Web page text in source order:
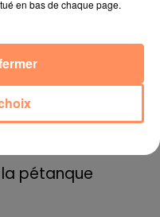
pour mettre en
pétanque
en bas de chaque page.